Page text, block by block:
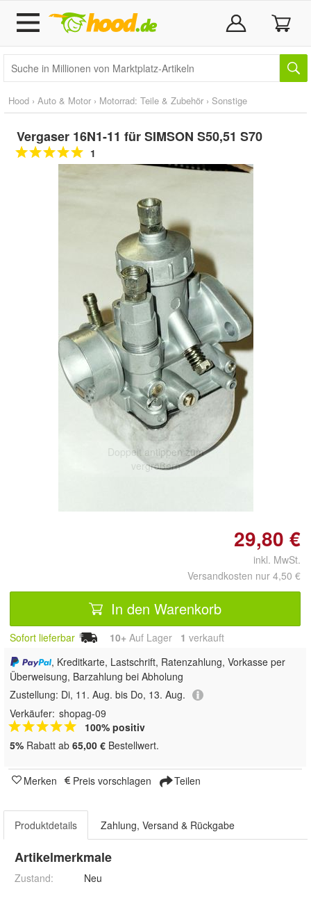
Hood › Auto & Motor › Motorrad: Teile & Zubehör › Sonstige
Vergaser 16N1-11 für SIMSON S50,51 S70
1
Doppelt antippen zum
vergrößern
29,80 €
inkl. MwSt.
Versandkosten nur 4,50 €
In den Warenkorb
Sofort lieferbar 10+ Auf Lager 1 verkauft
, Kreditkarte, Lastschrift, Ratenzahlung, Vorkasse per
Überweisung, Barzahlung bei Abholung
Zustellung: Di, 11. Aug. bis Do, 13. Aug.
Verkäufer: shopag-09
100% positiv
5% Rabatt ab 65,00 € Bestellwert.
Merken Preis vorschlagen Teilen
Produktdetails Zahlung, Versand & Rückgabe
Artikelmerkmale
Zustand: Neu